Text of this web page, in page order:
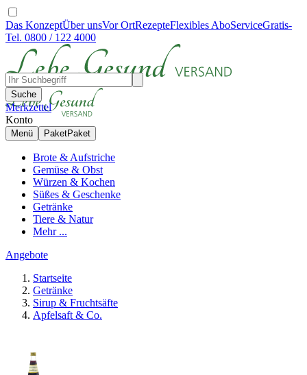
Das KonzeptÜber unsVor OrtRezepteFlexibles AboServiceGratis-
Tel. 0800 / 122 4000
Suche
Merkzettel
Konto
Menü PaketPaket
Brote & Aufstriche
Gemüse & Obst
Würzen & Kochen
Süßes & Geschenke
Getränke
Tiere & Natur
Mehr ...
Angebote
Startseite
Getränke
Sirup & Fruchtsäfte
Apfelsaft & Co.